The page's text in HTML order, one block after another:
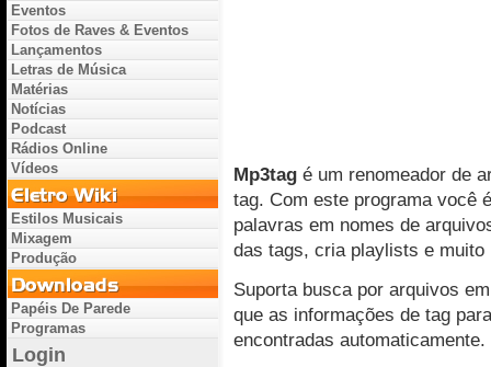
Mp3tagé um renomeador de
tag. Com este programa você
palavras em nomes de
das tags, cria playlists e muito
Suporta busca por arquivos
que as informações de tag
encontradas automaticamente.
Eventos
Fotos de Raves & Eventos
Lançamentos
Letras de Música
Matérias
Notícias
Podcast
Rádios Online
Vídeos
Estilos Musicais
Mixagem
Produção
Papéis De Parede
Programas
Login